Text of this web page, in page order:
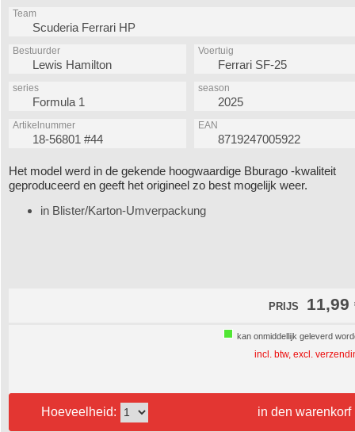
Team
Scuderia Ferrari HP
Bestuurder
Lewis Hamilton
Voertuig
Ferrari SF-25
series
Formula 1
season
2025
Artikelnummer
18-56801 #44
EAN
8719247005922
Het model werd in de gekende hoogwaardige Bburago -kwaliteit
geproduceerd en geeft het origineel zo best mogelijk weer.
in Blister/Karton-Umverpackung
PRIJS 11,99
kan onmiddellijk geleverd
incl. btw, excl.
Hoeveelheid: in den warenkorf